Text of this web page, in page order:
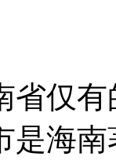
省仅
是海